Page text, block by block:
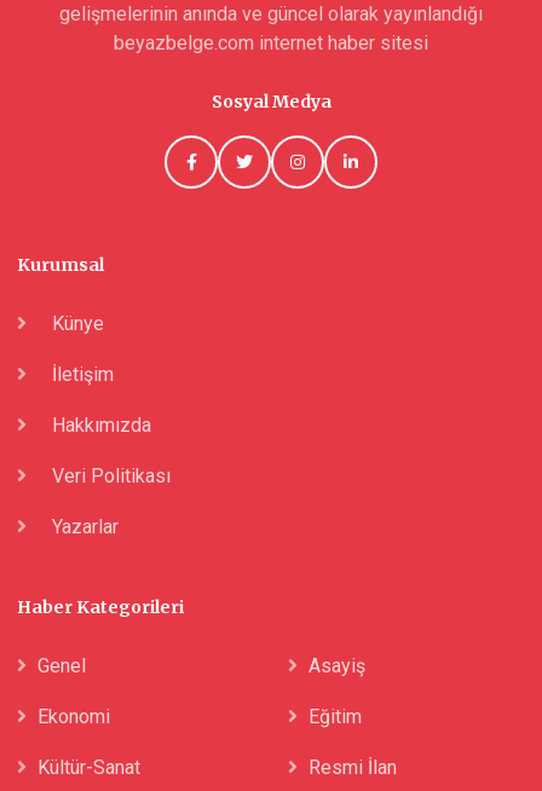
gelişmelerinin anında ve güncel olarak yayınlandığı
beyazbelge.com internet haber sitesi
Sosyal Medya
Kurumsal
Künye
İletişim
Hakkımızda
Veri Politikası
Yazarlar
Haber Kategorileri
Genel Asayiş
Ekonomi Eğitim
Kültür-Sanat Resmi İlan